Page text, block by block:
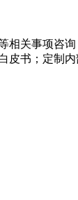
相关事项咨询
书；定制内